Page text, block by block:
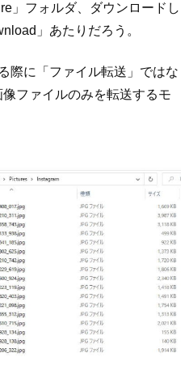
」フォルダ、ダウンロードし
」あたりだろう。
際に「ファイル転送」ではな
ファイルのみを転送するモ